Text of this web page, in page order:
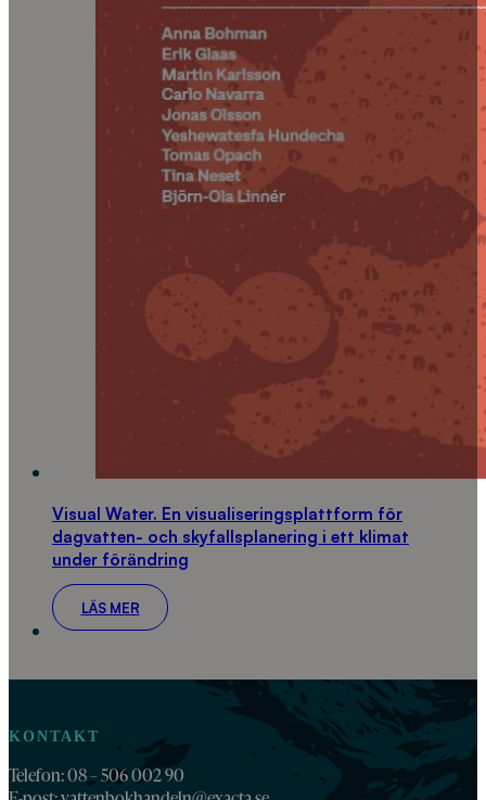
Visual Water. En visualiseringsplattform för
dagvatten- och skyfallsplanering i ett klimat
under förändring
LÄS MER
KONTAKT
Telefon: 08 – 506 002 90